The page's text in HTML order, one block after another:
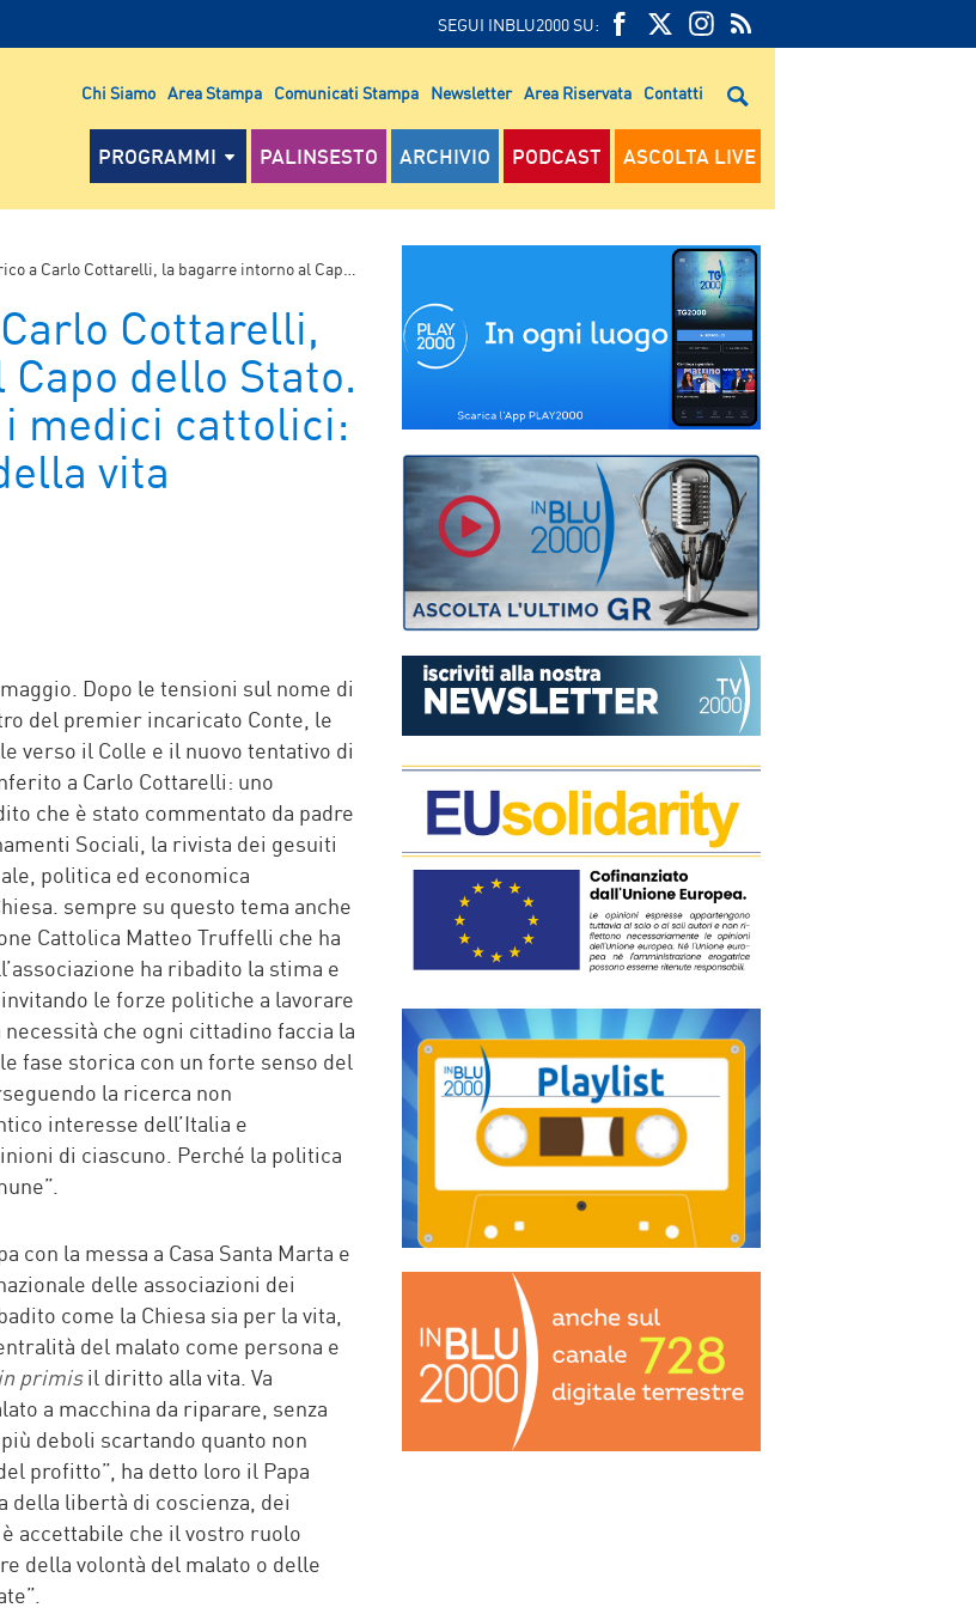
SEGUI INBLU2000 SU:
FEED
RSS
RSS
Chi Siamo Area Stampa Comunicati Stampa Newsletter Area Riservata Contatti
PROGRAMMI PALINSESTO ARCHIVIO PODCAST ASCOLTA LIVE
la bagarre intorno al Capo dello Stato. E le parole del Papa i medici cattolici: sempre dalla parte della vita
Cottarelli,
dello Stato.
medici cattolici:
vita
Dopo le tensioni sul nome di
del premier incaricato Conte, le
verso il Colle e il nuovo tentativo di
a Carlo Cottarelli: uno
che è stato commentato da padre
Sociali, la rivista dei gesuiti
politica ed economica
sempre su questo tema anche
Cattolica Matteo Truffelli che ha
ha ribadito la stima e
le forze politiche a lavorare
che ogni cittadino faccia la
fase storica con un forte senso del
la ricerca non
interesse dell’Italia e
di ciascuno. Perché la politica
con la messa a Casa Santa Marta e
delle associazioni dei
come la Chiesa sia per la vita,
del malato come persona e
in primisil diritto alla vita. Va
a macchina da riparare, senza
deboli scartando quanto non
profitto”, ha detto loro il Papa
della libertà di coscienza, dei
accettabile che il vostro ruolo
della volontà del malato o delle